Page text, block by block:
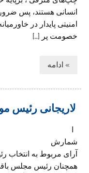
انسانی هستند، پس
امنیتی پایدار در
خصومت پر […]
» ادامه
لاریجانی
شمارش
آرای مربوط به